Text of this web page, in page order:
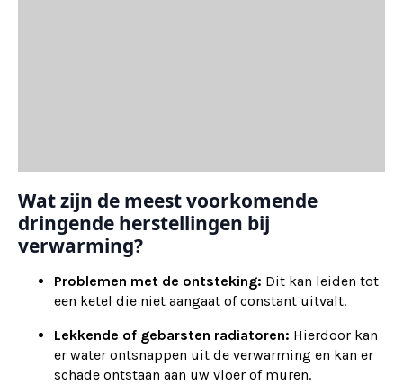
Wat zijn de meest voorkomende
dringende herstellingen bij
verwarming?
Problemen met de ontsteking: Dit kan leiden tot
een ketel die niet aangaat of constant uitvalt.
Lekkende of gebarsten radiatoren: Hierdoor kan
er water ontsnappen uit de verwarming en kan er
schade ontstaan aan uw vloer of muren.